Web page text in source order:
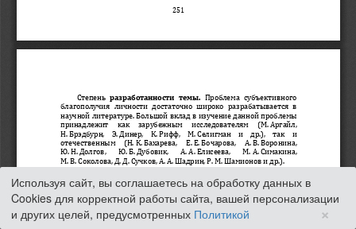
Используя сайт, вы соглашаетесь на обработку данных в
Cookies для корректной работы сайта, вашей персонализации
и других целей, предусмотренных Политикой ×